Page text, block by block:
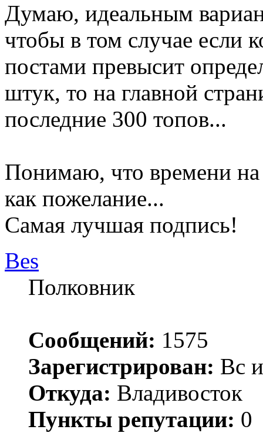
Думаю, идеальным
чтобы в том случае если
постами превысит
штук, то на главной
последние 300 топов...
Понимаю, что времени на
как пожелание...
Самая лучшая подпись!
Bes
Полковник
Сообщений: 1575
Зарегистрирован: Вс
Откуда: Владивосток
Пункты репутации: 0